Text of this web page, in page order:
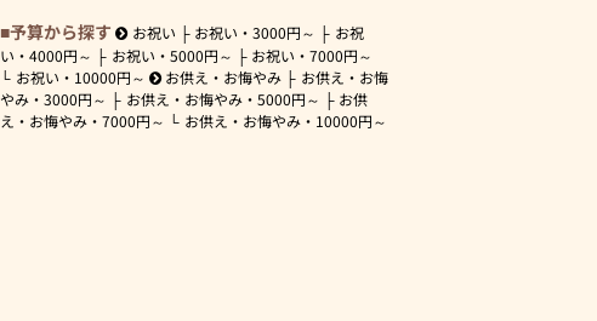
予算から探す お祝い お祝い・3000円～
お祝
い・ 4000円～ お祝い・ 5000円～ お祝い・7000円～
お祝い・ 10000円～ お供え・お悔やみ
お供え・お悔
やみ・ 3000円～ お供え・お悔やみ・ 5000円～
お供
え・お悔やみ・ 7000円～ お供え・お悔やみ・ 10000円～